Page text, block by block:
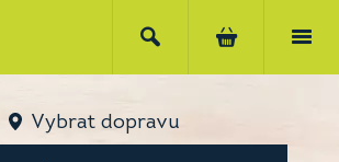
Vybrat dopravu